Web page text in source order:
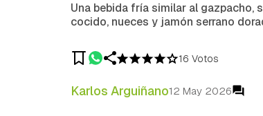
Una bebida fría similar al gazpacho,
cocido, nueces y jamón serrano
16 Votos
Karlos Arguiñano12 May 2026